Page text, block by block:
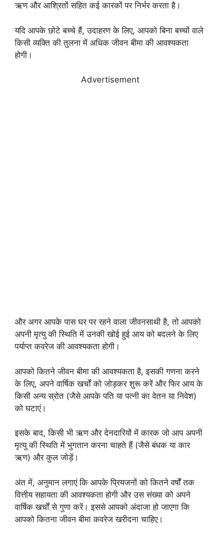
ऋण और आश्रितों सहित कई कारकों पर निर्भर करता है।
यदि आपके छोटे बच्चे हैं, उदाहरण के लिए, आपको बिना बच्चों वाले
किसी व्यक्ति की तुलना में अधिक जीवन बीमा की आवश्यकता
होगी।
Advertisement
और अगर आपके पास घर पर रहने वाला जीवनसाथी है, तो आपको
अपनी मृत्यु की स्थिति में उनकी खोई हुई आय को बदलने के लिए
पर्याप्त कवरेज की आवश्यकता होगी।
आपको कितने जीवन बीमा की आवश्यकता है, इसकी गणना करने
के लिए, अपने वार्षिक खर्चों को जोड़कर शुरू करें और फिर आय के
किसी अन्य स्रोत (जैसे आपके पति या पत्नी का वेतन या निवेश)
को घटाएं।
इसके बाद, किसी भी ऋण और देनदारियों में कारक जो आप अपनी
मृत्यु की स्थिति में भुगतान करना चाहते हैं (जैसे बंधक या कार
ऋण) और कुल जोड़ें।
अंत में, अनुमान लगाएं कि आपके प्रियजनों को कितने वर्षों तक
वित्तीय सहायता की आवश्यकता होगी और उस संख्या को अपने
वार्षिक खर्चों से गुणा करें। इससे आपको अंदाजा हो जाएगा कि
आपको कितना जीवन बीमा कवरेज खरीदना चाहिए।